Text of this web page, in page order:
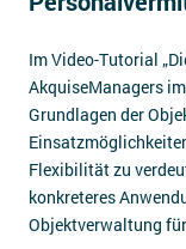
Im Video-Tutorial
AkquiseManagers
Grundlagen der
Flexibilität zu
konkreteres
Objektverwaltung